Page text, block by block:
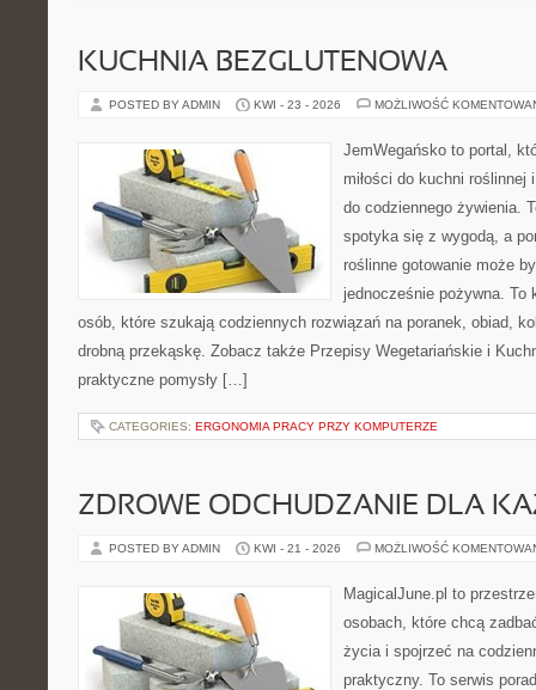
KUCHNIA BEZGLUTENOWA
POSTED BY ADMIN KWI - 23 - 2026 MOŻLIWOŚĆ
JemWegańsko to portal,
miłości do kuchni
do codziennego żywienia.
spotyka się z wygodą, a
roślinne gotowanie może
jednocześnie pożywna. To
osób, które szukają codziennych rozwiązań na poranek, obiad,
drobną przekąskę. Zobacz także Przepisy Wegetariańskie i
praktyczne pomysły […]
CATEGORIES: ERGONOMIA PRACY PRZY KOMPUTERZE
ZDROWE ODCHUDZANIE DLA
POSTED BY ADMIN KWI - 21 - 2026 MOŻLIWOŚĆ
MagicalJune.pl to
osobach, które chcą
życia i spojrzeć na
praktyczny. To serwis